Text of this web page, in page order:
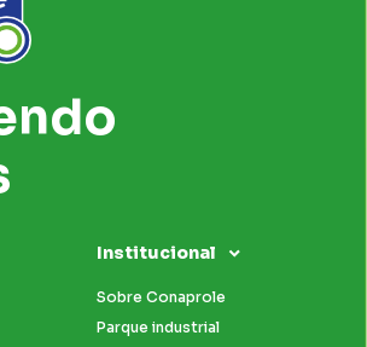
Institucional
Sobre Conaprole
Parque industrial